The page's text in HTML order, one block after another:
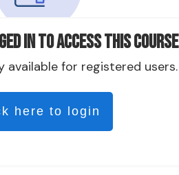
in to access this course
available for registered users.
here to login